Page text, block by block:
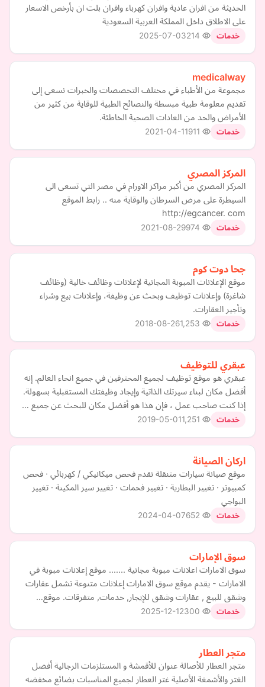
الحديثة من افران عادية وافران كهرباء وافران بلت ان بأرخص الاسعار
على الاطلاق داخل المملكة العربية السعودية
خدمات 2025-07-03
medicalway
مجموعة من الأطباء في مختلف التخصصات والخبرات نسعى إلى
تقديم معلومة طبية مبسطة والنصائح الطبية للوقاية من كثير من
الأمراض والحد من العادات الصحية الخاطئة.
خدمات 2021-04-11
المركز المصري
المركز المصري من أكبر مراكز الاورام في مصر التي تسعى الى
السيطرة على مرض السرطان والوقاية منه .. رابط الموقع
http://egcancer. com
خدمات 2021-08-29
جحا دوت كوم
موقع الإعلانات المبوبة المجانية لإعلانات وظائف خالية (وظائف
شاغرة) وإعلانات توظيف وبحث عن وظيفة، وإعلانات بيع وشراء
وتأجير العقارات.
خدمات 2018-08-26
عبقري للتوظيف
عبقري هو موقع توظيف لجميع المحترفين في جميع انحاء العالم. إنه
أفضل مكان لبناء سيرتك الذاتية وإيجاد وظيفتك المستقبلية بسهولة.
إذا كنت صاحب عمل ، فإن هذا هو أفضل مكان للبحث عن جميع …
خدمات 2019-05-01
اركان الصيانة
موقع صيانة سيارات متنقلة نقدم فحص ميكانيكي / كهربائي · فحص
كمبيوتر · تغيير البطارية · تغيير فحمات · تغيير سير المكينة · تغيير
البواجي
خدمات 2024-04-07
سوق الإمارات
سوق الامارات اعلانات مبوبة مجانية ....... موقع إعلانات مبوبة في
الامارات - يقدم موقع سوق الامارات إعلانات متنوعة تشمل عقارات
وشقق للبيع , عقارات وشقق للإيجار, خدمات, متفرقات. موقع…
خدمات 2025-12-12
متجر العطار
متجر العطار للأصالة عنوان للأقمشة و المستلزمات الرجالية أفضل
الغتر والأشمغة الأصلية غتر العطار لجميع المناسبات بضائع مخفضه